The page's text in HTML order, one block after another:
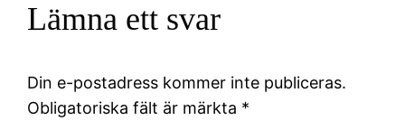
Lämna ett svar
Din e-postadress kommer inte publiceras.
Obligatoriska fält är märkta *